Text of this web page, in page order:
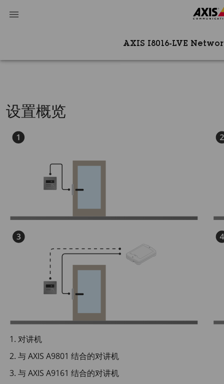
AXIS I8016-LVE
设置概览
对讲机
与 AXIS A9801 结合的对讲机
与 AXIS A9161 结合的对讲机